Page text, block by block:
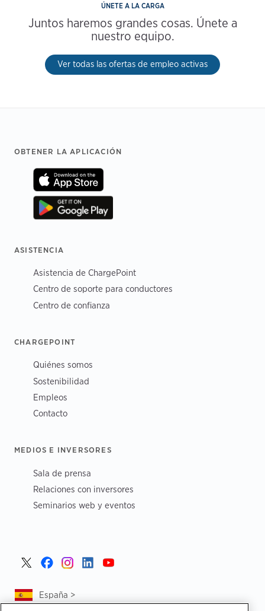
ÚNETE A LA CARGA
Juntos haremos grandes cosas. Únete a
nuestro equipo.
Ver todas las ofertas de empleo activas
Footer
OBTENER LA APLICACIÓN
ASISTENCIA
Asistencia de ChargePoint
Centro de soporte para conductores
Centro de confianza
CHARGEPOINT
Quiénes somos
Sostenibilidad
Empleos
Contacto
MEDIOS E INVERSORES
Sala de prensa
Relaciones con inversores
Seminarios web y eventos
España >